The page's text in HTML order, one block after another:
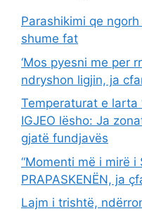
Parashikimi qe
shume fat
‘Mos pyesni me per
ndryshon ligjin, ja
Temperaturat e larta
IGJEO lësho: Ja
gjatë fundjavës
“Momenti më i mirë i
PRAPASKENËN, ja
Lajm i trishtë,